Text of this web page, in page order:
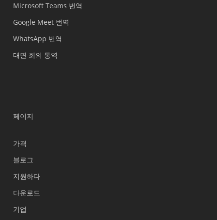
Microsoft Teams 번역
Google Meet 번역
WhatsApp 번역
대면 회의 통역
페이지
가격
블로그
지원하다
다운로드
기업